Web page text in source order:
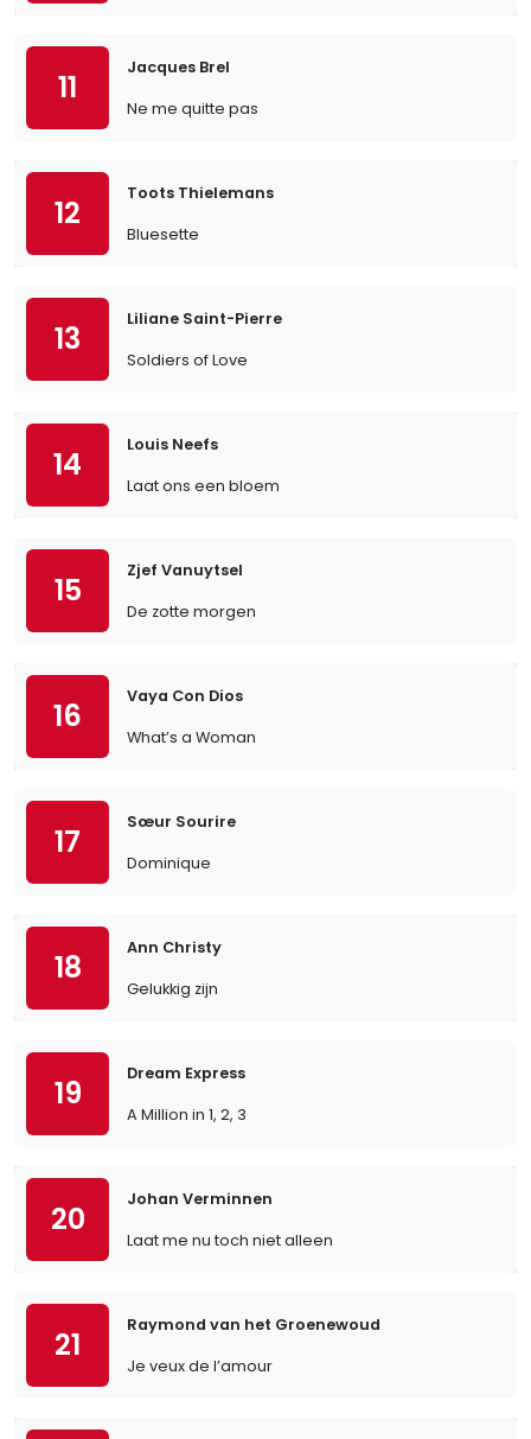
11
Jacques Brel
Ne me quitte pas
12
Toots Thielemans
Bluesette
13
Liliane Saint-Pierre
Soldiers of Love
14
Louis Neefs
Laat ons een bloem
15
Zjef Vanuytsel
De zotte morgen
16
Vaya Con Dios
What’s a Woman
17
Sœur Sourire
Dominique
18
Ann Christy
Gelukkig zijn
19
Dream Express
A Million in 1, 2, 3
20
Johan Verminnen
Laat me nu toch niet alleen
21
Raymond van het Groenewoud
Je veux de l’amour